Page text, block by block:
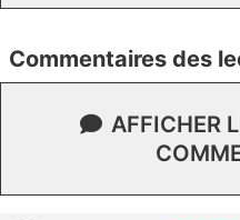
Commentaires des
AFFICHER